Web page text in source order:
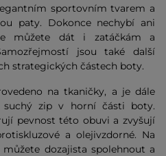
sportovním tvarem a
paty. Dokonce nechybí ani
můžete dát i zatáčkám a
jsou také další
strategických částech boty.
na tkaničky, a je dále
suchý zip v horní části boty.
pevnost této obuvi a zvyšují
a olejivzdorné. Na
můžete dozajista spolehnout a